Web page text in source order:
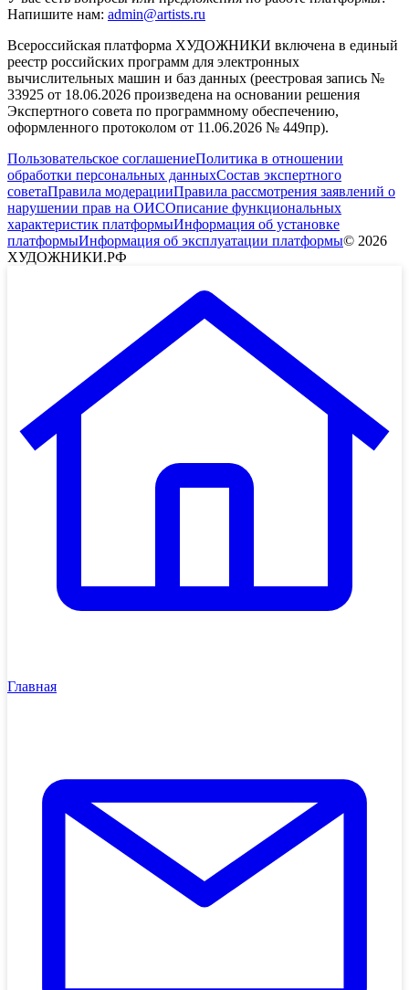
Напишите нам: admin@artists.ru
Всероссийская платформа ХУДОЖНИКИ включена в единый
реестр российских программ для электронных
вычислительных машин и баз данных (реестровая запись №
33925 от 18.06.2026 произведена на основании решения
Экспертного совета по программному обеспечению,
оформленного протоколом от 11.06.2026 № 449пр).
Пользовательское соглашениеПолитика в отношении
обработки персональных данныхСостав экспертного
советаПравила модерацииПравила рассмотрения заявлений о
нарушении прав на ОИСОписание функциональных
характеристик платформыИнформация об установке
платформыИнформация об эксплуатации платформы© 2026
ХУДОЖНИКИ.РФ
Главная